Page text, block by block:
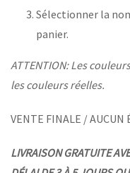
Sélectionner la
panier.
ATTENTION: Les
les couleurs réelles.
VENTE FINALE / AUCUN
LIVRAISON GRATUITE